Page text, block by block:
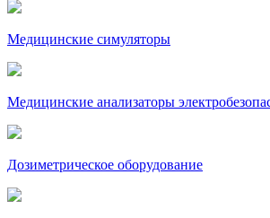
Медицинские симуляторы
Медицинские анализаторы
Дозиметрическое оборудование